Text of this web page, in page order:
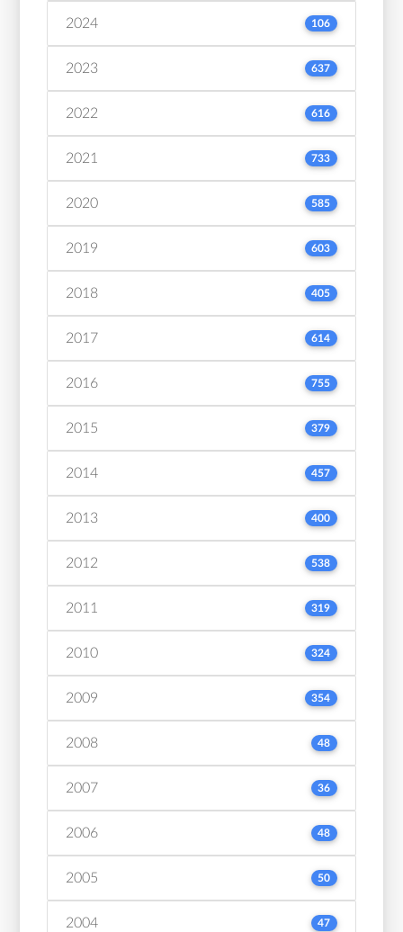
2024 106
2023 637
2022 616
2021 733
2020 585
2019 603
2018 405
2017 614
2016 755
2015 379
2014 457
2013 400
2012 538
2011 319
2010 324
2009 354
2008 48
2007 36
2006 48
2005 50
2004 47